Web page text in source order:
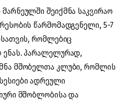
შეიქმნა საკვირაო
წარმომადგენელი, 5-7
რომლებიც
ენას. პარალელურად,
მშობელთა კლუბი, რომლის
ადრეული
მშობლობისა და